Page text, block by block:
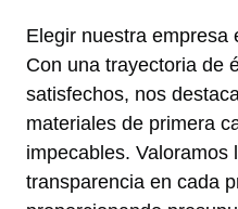
Elegir nuestra empresa
Con una trayectoria de
satisfechos, nos
materiales de primera
impecables. Valoramos
transparencia en cada